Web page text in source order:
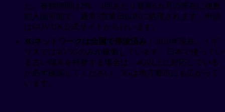
た。有効期間は2年、1回あたり最長6カ月の滞在に複数
回入国可能で、通常3営業日以内に処理されます。申請
はGOV.UK公式サイトから行います。
3Gネットワークは全国で停波済み ：2026年現在、イギ
リスでは4G/5Gのみが稼働しています。日本で使ってい
る古い端末を持参する場合は、4G以上に対応している
か必ず確認してください。5Gは地方都市にも広がって
います。